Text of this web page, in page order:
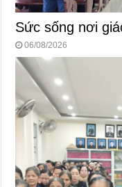
Sức sống nơi
06/08/2026